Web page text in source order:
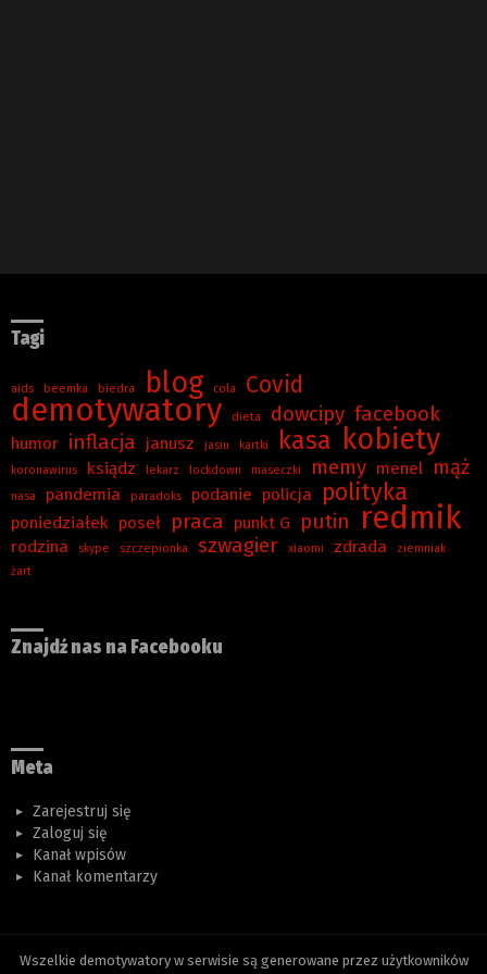
Tagi
aids beemka biedra blog cola Covid
demotywatory dieta dowcipy facebook
humor inflacja janusz jasiu kartki kasa kobiety
koronawirus ksiądz lekarz lockdown maseczki memy menel mąż
nasa pandemia paradoks podanie policja polityka
poniedziałek poseł praca punkt G putin redmik
rodzina skype szczepionka szwagier xiaomi zdrada
ziemniak
żart
Znajdź nas na Facebooku
Meta
Zarejestruj się
Zaloguj się
Kanał wpisów
Kanał komentarzy
Wszelkie demotywatory w serwisie są generowane przez użytkowników